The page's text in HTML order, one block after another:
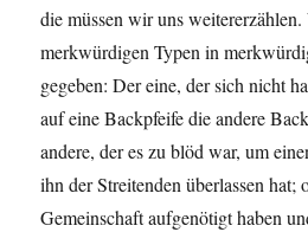
die müssen wir uns
merkwürdigen Typen in
gegeben: Der eine, der sich nicht
auf eine Backpfeife die andere
andere, der es zu blöd war, um
ihn der Streitenden überlassen hat;
Gemeinschaft aufgenötigt haben